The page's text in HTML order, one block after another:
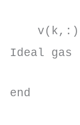
v(k,:) =
Ideal gas
end